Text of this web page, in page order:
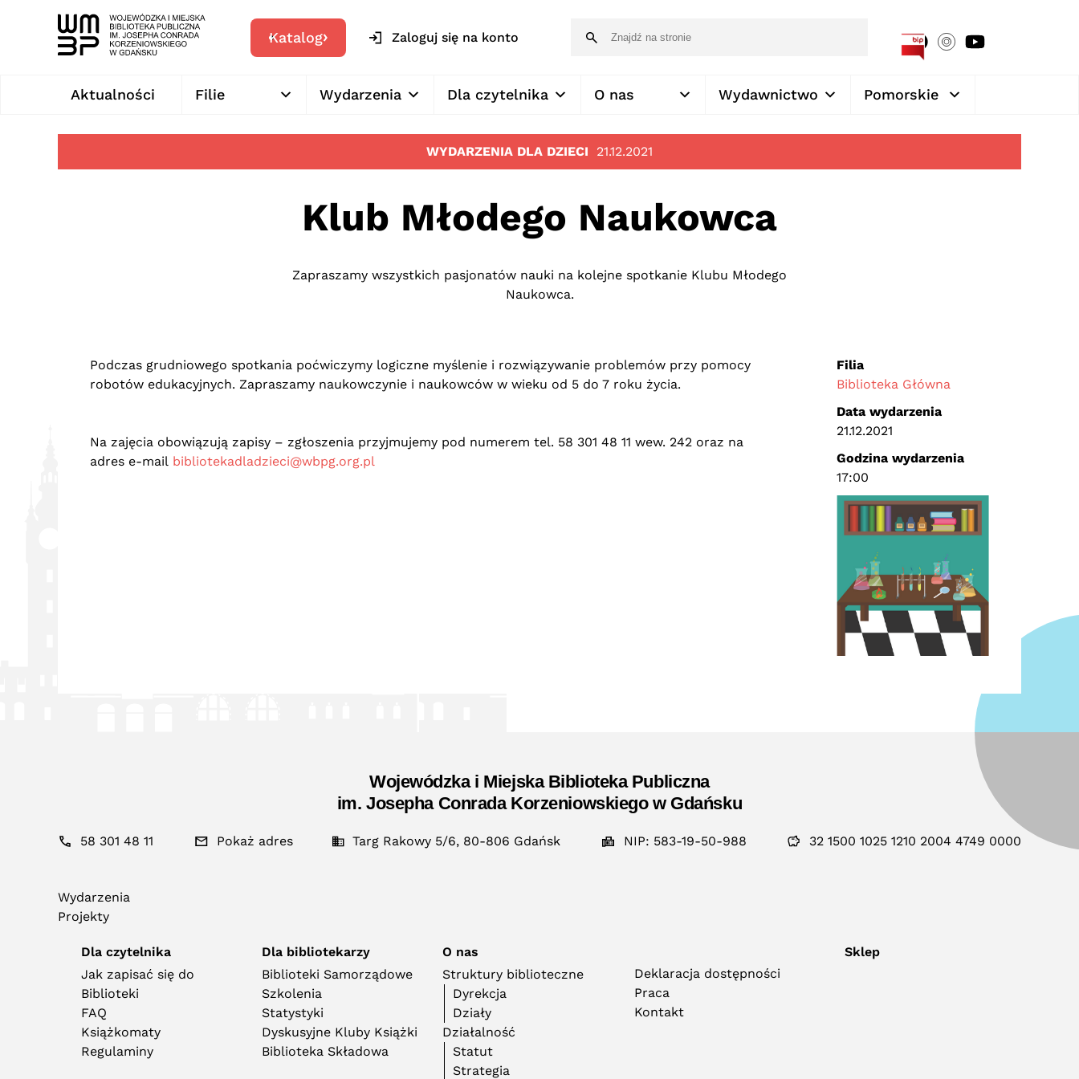
Katalog Zaloguj się na konto
Aktualności Filie Wydarzenia Dla czytelnika O nas Wydawnictwo Pomorskie
WYDARZENIA DLA DZIECI 21.12.2021
Klub Młodego Naukowca
Zapraszamy wszystkich pasjonatów nauki na kolejne spotkanie Klubu Młodego
Naukowca.
Podczas grudniowego spotkania poćwiczymy logiczne myślenie i rozwiązywanie problemów przy pomocy
robotów edukacyjnych. Zapraszamy naukowczynie i naukowców w wieku od 5 do 7 roku życia.
Na zajęcia obowiązują zapisy – zgłoszenia przyjmujemy pod numerem tel. 58 301 48 11 wew. 242 oraz na
adres e-mail bibliotekadladzieci@wbpg.org.pl
Filia
Biblioteka Główna
Data wydarzenia
21.12.2021
Godzina wydarzenia
17:00
Wojewódzka i Miejska Biblioteka Publiczna
im. Josepha Conrada Korzeniowskiego w Gdańsku
58 301 48 11 Pokaż adres Targ Rakowy 5/6, 80-806 Gdańsk NIP: 583-19-50-988 32 1500 1025 1210 2004 4749 0000
Wydarzenia
Projekty
Dla czytelnika
Jak zapisać się do
Biblioteki
FAQ
Książkomaty
Regulaminy
Dla bibliotekarzy
Biblioteki Samorządowe
Szkolenia
Statystyki
Dyskusyjne Kluby Książki
Biblioteka Składowa
O nas
Struktury biblioteczne
Dyrekcja
Działy
Działalność
Statut
Strategia
Deklaracja dostępności
Praca
Kontakt
Sklep